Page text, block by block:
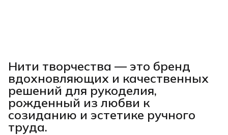
Нити творчества — это бренд
вдохновляющих и качественных
решений для рукоделия,
рожденный из любви к
созиданию и эстетике ручного
труда.